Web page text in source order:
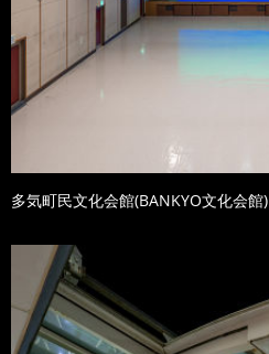
多気町民文化会館(BANKYO文化会館)